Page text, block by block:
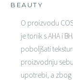
BEAUTY
O proizvodu
je tonik s AHA i
poboljšati
proizvodnju
upotrebi, a